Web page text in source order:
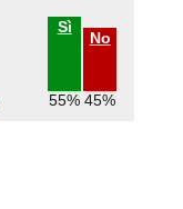
Sì
55%
No
45%